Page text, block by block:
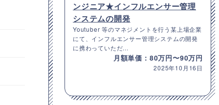
ンジニア★インフルエンサー管理
システムの開発
Youtuber 等のマネジメントを行う某上場企業
にて、インフルエンサー管理システムの開発
に携わっていただ...
月額単価：80万円〜90万円
2025年10月16日